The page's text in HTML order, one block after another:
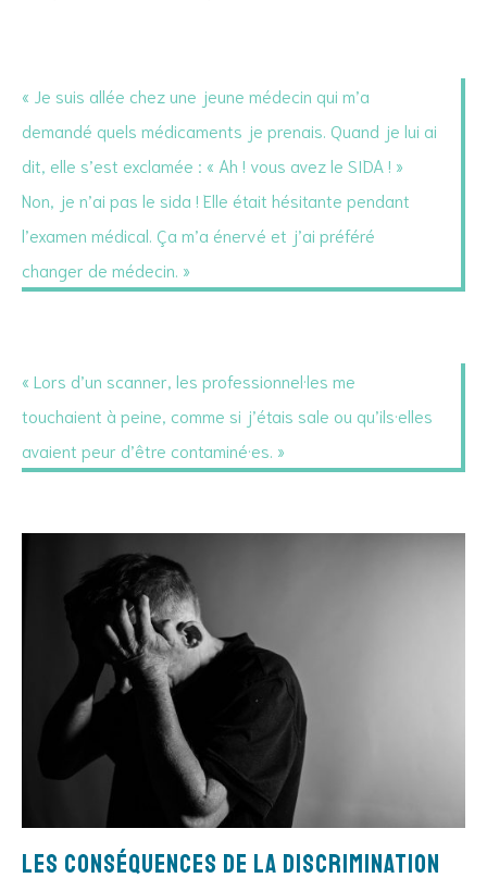
« Je suis allée chez une jeune médecin qui m’a
demandé quels médicaments je prenais. Quand je lui ai
dit, elle s’est exclamée : « Ah ! vous avez le SIDA ! »
Non, je n’ai pas le sida ! Elle était hésitante pendant
l’examen médical. Ça m’a énervé et j’ai préféré
changer de médecin. »
« Lors d’un scanner, les professionnel·les me
touchaient à peine, comme si j’étais sale ou qu’ils·elles
avaient peur d’être contaminé·es. »
Les conséquences de la discrimination